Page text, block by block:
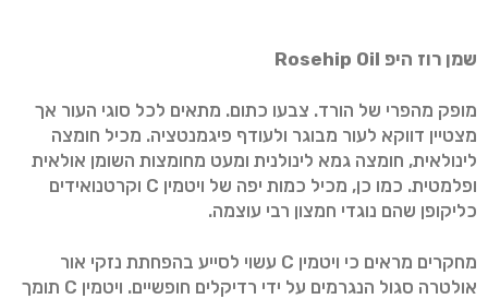
שמן רוז היפ Rosehip Oil
מופק מהפרי של הורד. צבעו כתום. מתאים לכל סוגי העור אך
מצטיין דווקא לעור מבוגר ולעודף פיגמנטציה. מכיל חומצה
לינולאית, חומצה גמא לינולנית ומעט מחומצות השומן אולאית
ופלמטית. כמו כן, מכיל כמות יפה של ויטמין C וקרטנואידים
כליקופן שהם נוגדי חמצון רבי עוצמה.
מחקרים מראים כי ויטמין C עשוי לסייע בהפחתת נזקי אור
אולטרה סגול הנגרמים על ידי רדיקלים חופשיים. ויטמין C תומך